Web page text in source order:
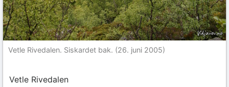
Vetle Rivedalen. Siskardet bak. (26. juni 2005)
Vetle Rivedalen